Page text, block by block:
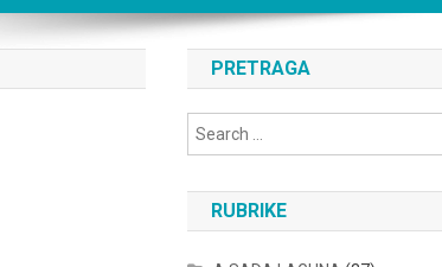
PRETRAGA
RUBRIKE